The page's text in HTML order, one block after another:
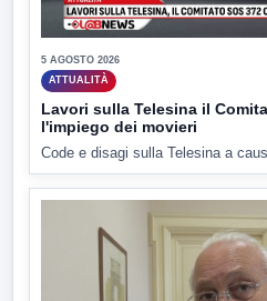
5 AGOSTO 2026
ATTUALITÀ
Lavori sulla Telesina il
l'impiego dei movieri
Code e disagi sulla Telesina a